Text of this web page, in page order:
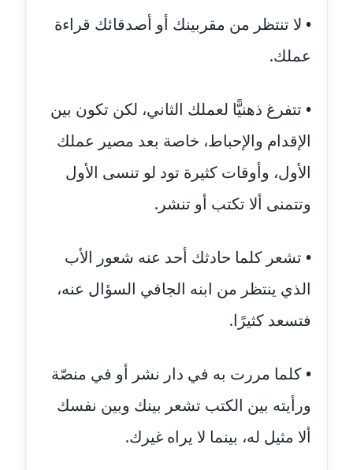
مدونة أماني عبد السلام
عاملة
مدونة أمل الجزائرية
متوفي
عاملة
مدونة أمل درويش
عاملة
عاملة
مدونة امل محمود
عاملة
موقوف
• لا تنتظر من مقربينك أو أصدقائك قراءة
عملك.
• تتفرغ ذهنيًّا لعملك الثاني، لكن تكون بين
الإقدام والإحباط، خاصة بعد مصير عملك
الأول، وأوقات كثيرة تود لو تنسى الأول
وتتمنى ألا تكتب أو تنشر.
• تشعر كلما حادثك أحد عنه شعور الأب
الذي ينتظر من ابنه الجافي السؤال عنه،
فتسعد كثيرًا.
• كلما مررت به في دار نشر أو في منصّة
ورأيته بين الكتب تشعر بينك وبين نفسك
ألا مثيل له، بينما لا يراه غيرك.